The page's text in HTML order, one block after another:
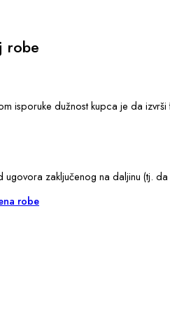
robe
isporuke dužnost kupca je da
zaključenog na daljinu (tj.
robe